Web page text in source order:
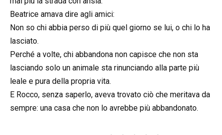
Beatrice amava dire agli amici:
Non so chi abbia perso di più quel giorno se lui, o chi lo ha
lasciato.
Perché a volte, chi abbandona non capisce che non sta
lasciando solo un animale sta rinunciando alla parte più
leale e pura della propria vita.
E Rocco, senza saperlo, aveva trovato ciò che meritava da
sempre: una casa che non lo avrebbe più abbandonato.